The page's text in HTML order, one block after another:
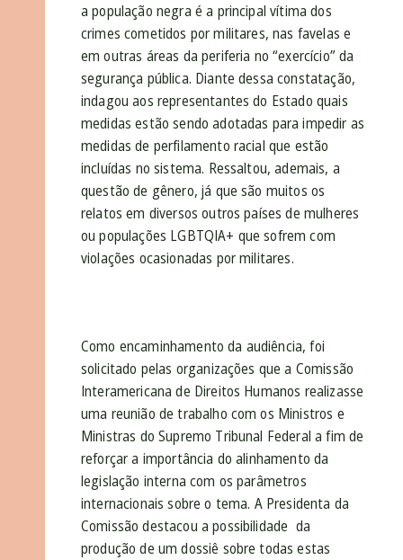
a população negra é a principal vítima dos
crimes cometidos por militares, nas favelas e
em outras áreas da periferia no “exercício” da
segurança pública. Diante dessa constatação,
indagou aos representantes do Estado quais
medidas estão sendo adotadas para impedir as
medidas de perfilamento racial que estão
incluídas no sistema. Ressaltou, ademais, a
questão de gênero, já que são muitos os
relatos em diversos outros países de mulheres
ou populações LGBTQIA+ que sofrem com
violações ocasionadas por militares.
Como encaminhamento da audiência, foi
solicitado pelas organizações que a Comissão
Interamericana de Direitos Humanos realizasse
uma reunião de trabalho com os Ministros e
Ministras do Supremo Tribunal Federal a fim de
reforçar a importância do alinhamento da
legislação interna com os parâmetros
internacionais sobre o tema. A Presidenta da
Comissão destacou a possibilidade da
produção de um dossiê sobre todas estas